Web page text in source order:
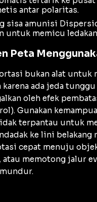
antar polaritas.
sisa amunisi
untuk memicu
Peta
bukan alat untuk
karena ada jeda
oleh efek
). Gunakan
terpantau untuk
ke lini belakang
cepat menuju
atau memotong jalur